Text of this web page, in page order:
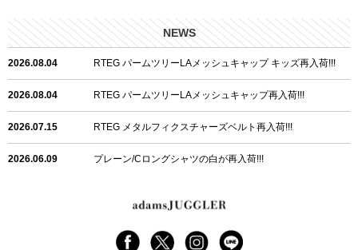
NEWS
2026.08.04 RTEG パームツリーLAメッシュキャップ キッズ再入荷!!!
2026.08.04 RTEG パームツリーLAメッシュキャップ再入荷!!!
2026.07.15 RTEG メタルフィクスチャーズベルト再入荷!!!
2026.06.09 プレーン/Cロングシャツの白が再入荷!!!